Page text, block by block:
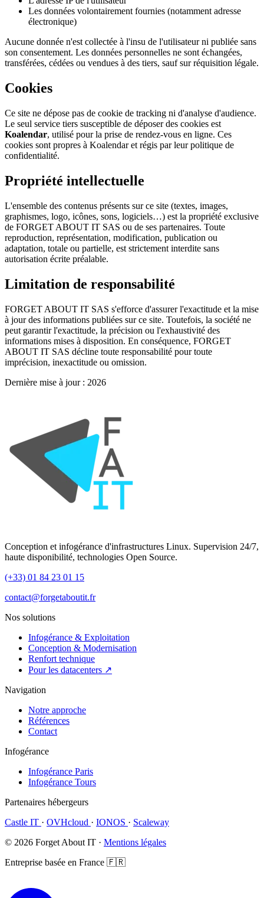
Les données volontairement fournies (notamment adresse
électronique)
Aucune donnée n'est collectée à l'insu de l'utilisateur ni publiée sans
son consentement. Les données personnelles ne sont échangées,
transférées, cédées ou vendues à des tiers, sauf sur réquisition légale.
Cookies
Ce site ne dépose pas de cookie de tracking ni d'analyse d'audience.
Le seul service tiers susceptible de déposer des cookies est
Koalendar, utilisé pour la prise de rendez-vous en ligne. Ces
cookies sont propres à Koalendar et régis par leur politique de
confidentialité.
Propriété intellectuelle
L'ensemble des contenus présents sur ce site (textes, images,
graphismes, logo, icônes, sons, logiciels…) est la propriété exclusive
de FORGET ABOUT IT SAS ou de ses partenaires. Toute
reproduction, représentation, modification, publication ou
adaptation, totale ou partielle, est strictement interdite sans
autorisation écrite préalable.
Limitation de responsabilité
FORGET ABOUT IT SAS s'efforce d'assurer l'exactitude et la mise
à jour des informations publiées sur ce site. Toutefois, la société ne
peut garantir l'exactitude, la précision ou l'exhaustivité des
informations mises à disposition. En conséquence, FORGET
ABOUT IT SAS décline toute responsabilité pour toute
imprécision, inexactitude ou omission.
Dernière mise à jour : 2026
Conception et infogérance d'infrastructures Linux. Supervision 24/7,
haute disponibilité, technologies Open Source.
(+33) 01 84 23 01 15
contact@forgetaboutit.fr
Nos solutions
Infogérance & Exploitation
Conception & Modernisation
Renfort technique
Pour les datacenters ↗
Navigation
Notre approche
Références
Contact
Infogérance
Infogérance Paris
Infogérance Tours
Partenaires hébergeurs
Castle IT · OVHcloud · IONOS · Scaleway
© 2026 Forget About IT · Mentions légales
Entreprise basée en France 🇫🇷